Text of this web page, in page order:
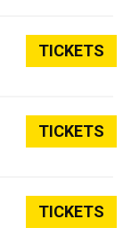
TICKETS
TICKETS
TICKETS